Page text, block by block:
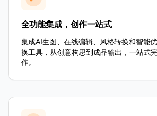
全功能集成，创作一站式
集成AI生图、在线编辑、风格转换和智能
换工具，从创意构思到成品输出，一站式
作。